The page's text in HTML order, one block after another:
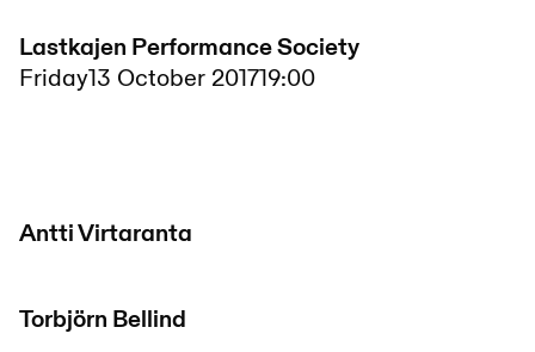
Lastkajen Performance Society
Friday13 October 201719:00
Antti Virtaranta
Torbjörn Bellind